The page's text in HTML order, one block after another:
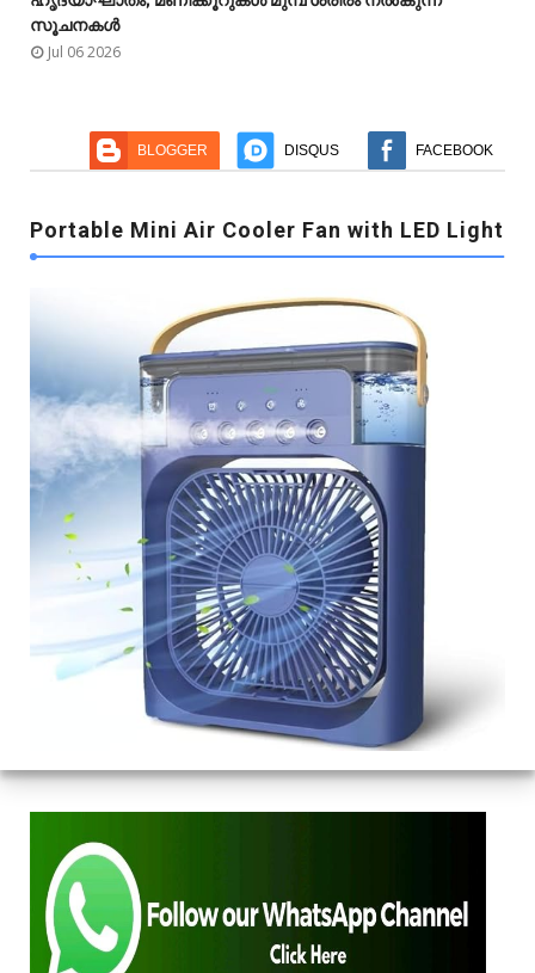
സൂചനകൾ
Jul 06 2026
BLOGGER DISQUS FACEBOOK
Portable Mini Air Cooler Fan with LED Light